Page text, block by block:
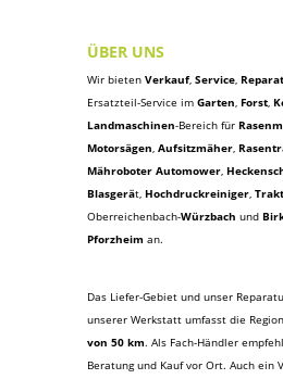
ÜBER UNS
Wir bieten Verkauf, Service,
Ersatzteil-Service im Garten, Forst,
Landmaschinen-Bereich für
Motorsägen, Aufsitzmäher,
Mähroboter Automower,
Blasgerät, Hochdruckreiniger,
Oberreichenbach-Würzbach und
Pforzheim an.
Das Liefer-Gebiet und unser
unserer Werkstatt umfasst die
von 50 km. Als Fach-Händler
Beratung und Kauf vor Ort. Auch ein